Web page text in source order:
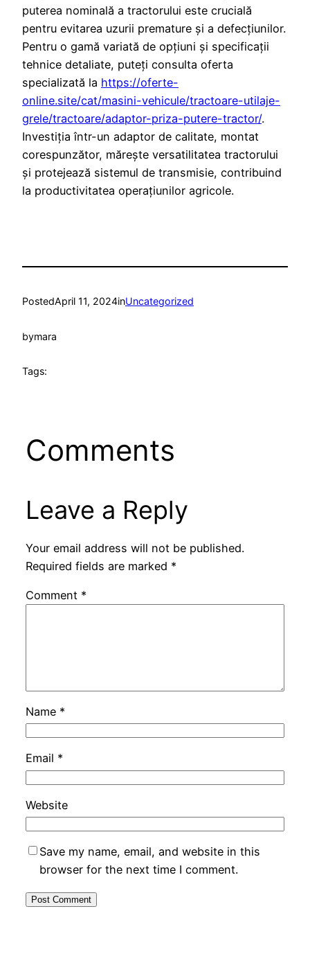
puterea nominală a tractorului este crucială
pentru evitarea uzurii premature și a defecțiunilor.
Pentru o gamă variată de opțiuni și specificații
tehnice detaliate, puteți consulta oferta
specializată la https://oferte-
online.site/cat/masini-vehicule/tractoare-utilaje-
grele/tractoare/adaptor-priza-putere-tractor/.
Investiția într-un adaptor de calitate, montat
corespunzător, mărește versatilitatea tractorului
și protejează sistemul de transmisie, contribuind
la productivitatea operațiunilor agricole.
PostedApril 11, 2024inUncategorized
bymara
Tags:
Comments
Leave a Reply
Your email address will not be published.
Required fields are marked *
Comment *
Name *
Email *
Website
Save my name, email, and website in this
browser for the next time I comment.